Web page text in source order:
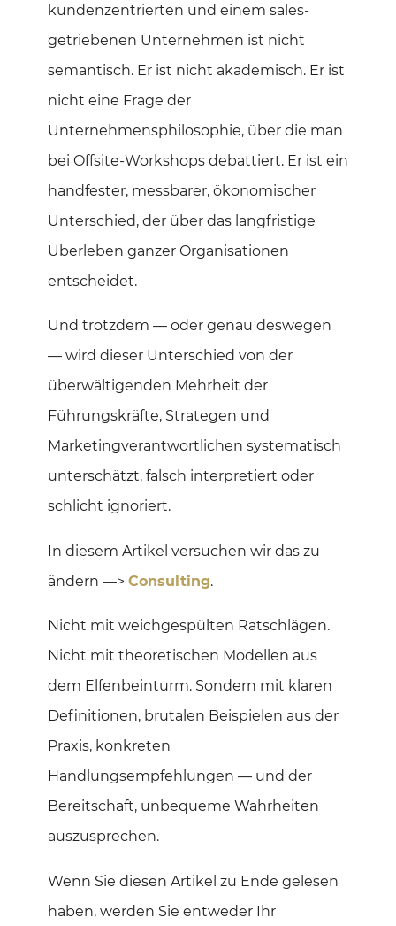
kundenzentrierten und einem sales-
getriebenen Unternehmen ist nicht
semantisch. Er ist nicht akademisch. Er ist
nicht eine Frage der
Unternehmensphilosophie, über die man
bei Offsite-Workshops debattiert. Er ist ein
handfester, messbarer, ökonomischer
Unterschied, der über das langfristige
Überleben ganzer Organisationen
entscheidet.
Und trotzdem — oder genau deswegen
— wird dieser Unterschied von der
überwältigenden Mehrheit der
Führungskräfte, Strategen und
Marketingverantwortlichen systematisch
unterschätzt, falsch interpretiert oder
schlicht ignoriert.
In diesem Artikel versuchen wir das zu
ändern —> Consulting.
Nicht mit weichgespülten Ratschlägen.
Nicht mit theoretischen Modellen aus
dem Elfenbeinturm. Sondern mit klaren
Definitionen, brutalen Beispielen aus der
Praxis, konkreten
Handlungsempfehlungen — und der
Bereitschaft, unbequeme Wahrheiten
auszusprechen.
Wenn Sie diesen Artikel zu Ende gelesen
haben, werden Sie entweder Ihr